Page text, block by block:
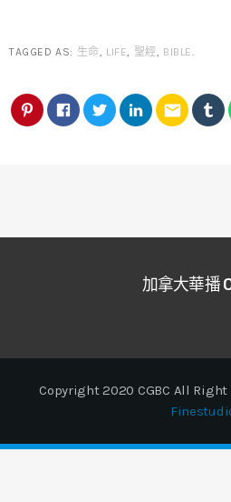
TAGGED AS: 生命 LIFE 聖經 BIBLE
email
加拿大華播
Copyright 2020 CGBC All Right